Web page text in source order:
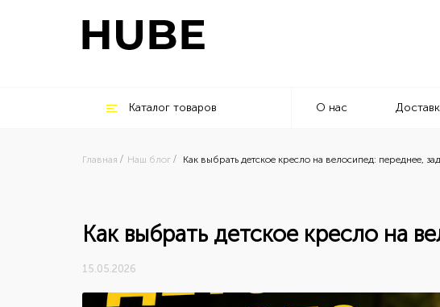
Каталог товаров О нас
Главная Наш блог Как выбрать детское кресло на велосипед: переднее,
Как выбрать детское кресло на
15.05.2026